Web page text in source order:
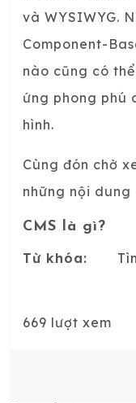
và WYSIWYG.
Component-
nào cũng có
ứng phong phú
hình.
Cùng đón chờ
những nội dung
CMS là gì?
Từ khóa:
669 lượt xem